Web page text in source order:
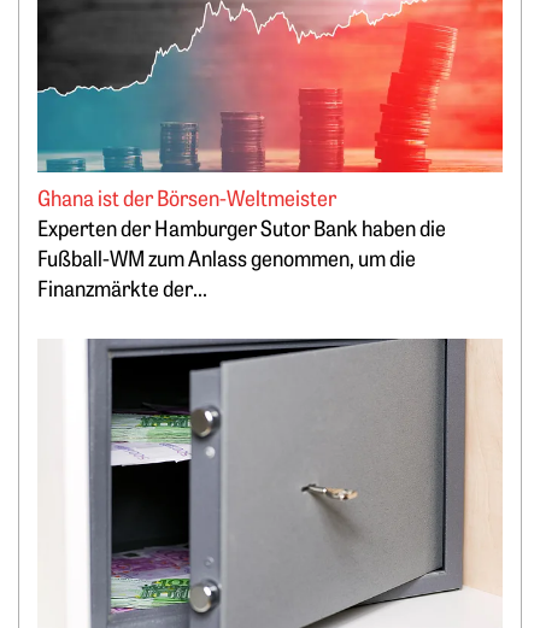
Ghana ist der Börsen-Weltmeister
Experten der Hamburger Sutor Bank haben die
Fußball-WM zum Anlass genommen, um die
Finanzmärkte der...
Weiterlesen: Lukrativ Geld parken